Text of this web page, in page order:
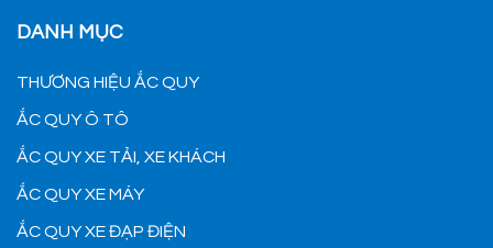
DANH MỤC
THƯƠNG HIỆU ẮC QUY
ẮC QUY Ô TÔ
ẮC QUY XE TẢI, XE KHÁCH
ẮC QUY XE MÁY
ẮC QUY XE ĐẠP ĐIỆN